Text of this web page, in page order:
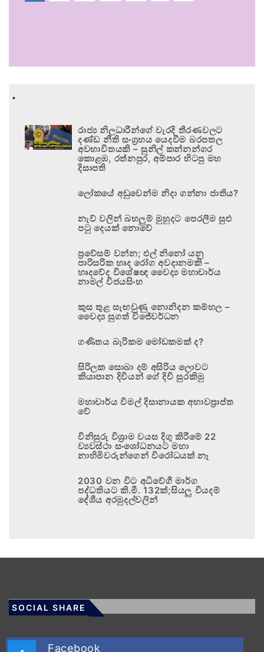
.
රාජ්‍ය නිලධාරීන්ගේ වැරදි තීරණවලට
දණ්ඩ නීති සංග්‍රහය යෙදවීම බරපතල
අවභාවිතයකි – සුනිල් කන්නන්ගර
කොළඹ, රත්නපුර, අම්පාර හිටපු මහ
දිසාපති
ලෝකයේ අඩුවෙන්ම නිදා ගන්නා ජාතිය?
නැව් වලින් බහලුම් මුහුදට පෙරලීම සුළු
පටු දෙයක් නොවේ
ප්‍රවේසම් වන්න; එල් නිනෝ යනු
පාරිසරික හෘද රෝග අවදානමකි –
හෘදවේද විශේෂඥ වෛද්‍ය මහාචාර්ය
නාමල් විජයසිංහ
කුස තුළ සැඟවුණු නොනිදන කම්හල –
වෛද්‍ය සුගත් විජේවර්ධන
ගණිතය බැරිකම මෝඩකමක් ද?
සිරිලක සොබා දම් අසිරිය ලොවට
කියාපාන දිවියන් ගේ දිවි සුරකිමු
මහාචාර්ය විමල් දිසානායක අභාවප්‍රාප්ත
වේ
විනිසුරු විශ්‍රාම වයස දිගු කිරීමේ 22
ව්‍යවස්ථා සංශෝධනයට මහා
නාහිමිවරුන්ගෙන් විරෝධයක් නෑ
2030 වන විට අධිවේගී මාර්ග
පද්ධතියට කි.මී. 132ක්;සියලු වියදම්
දේශීය අරමුදල්වලින්
SOCIAL SHARE
Facebook